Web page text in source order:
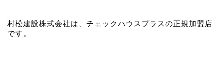
村松建設株式会社は、チェックハウスプラスの正規加盟店
です。